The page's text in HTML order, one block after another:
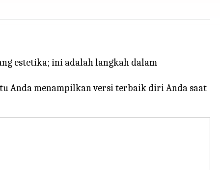
estetika; ini adalah langkah dalam
Anda menampilkan versi terbaik diri Anda saat